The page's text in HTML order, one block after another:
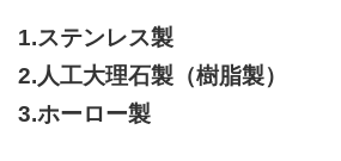
1.ステンレス製
2.人工大理石製（樹脂製）
3.ホーロー製